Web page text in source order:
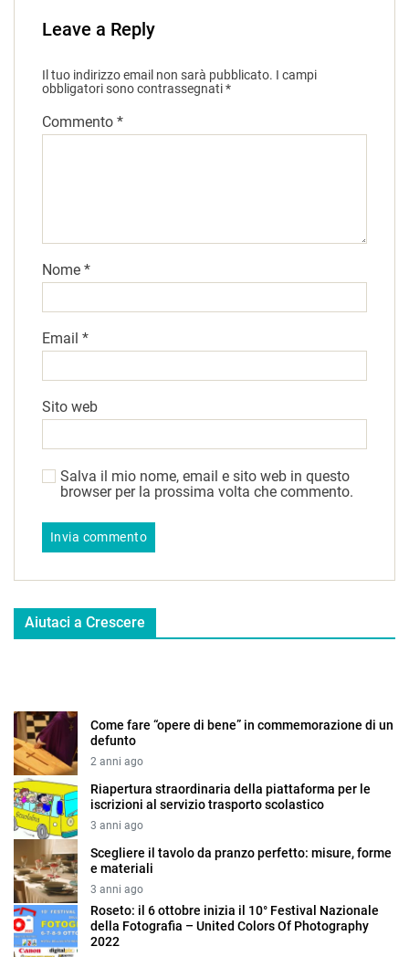
Leave a Reply
Il tuo indirizzo email non sarà pubblicato. I campi
obbligatori sono contrassegnati*
Commento *
Nome *
Email *
Sito web
Salva il mio nome, email e sito web in questo
browser per la prossima volta che commento.
Aiutaci a Crescere
Come fare “opere di bene” in commemorazione di un
defunto
2 anni ago
Riapertura straordinaria della piattaforma per le
iscrizioni al servizio trasporto scolastico
3 anni ago
Scegliere il tavolo da pranzo perfetto: misure, forme
e materiali
3 anni ago
Roseto: il 6 ottobre inizia il 10° Festival Nazionale
della Fotografia – United Colors Of Photography
2022